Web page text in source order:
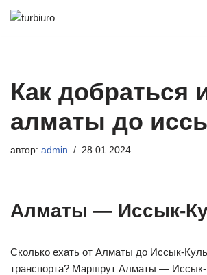
Как добраться
алматы до
автор: admin 28.01.2024
Алматы — Иссык-
Сколько ехать от Алматы до Иссык-
транспорта? Маршрут Алматы —